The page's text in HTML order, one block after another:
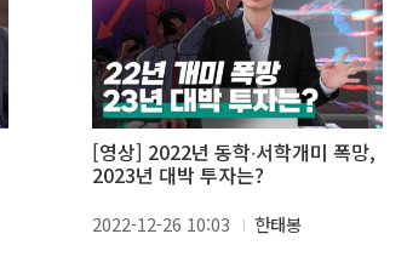
[영상] 2022년 동학∙서학개미 폭망,
2023년 대박 투자는?
2022-12-26 10:03 한태봉